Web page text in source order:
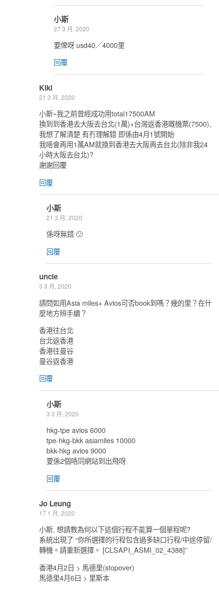
小斯
27 3 月, 2020
要俾呀 usd40／4000里
回覆
Kiki
21 3 月, 2020
小斯~我之前曾經成功用total17500AM
換到到香港去大阪去台北(1萬)+台灣返香港嘅機票(7500),
我想了解清楚 有冇理解錯 即係由4月1號開始
我唔會再用1萬AM就換到香港去大阪再去台北(除非我24
小時大阪去台北)?
謝謝回覆
回覆
小斯
21 3 月, 2020
係呀無錯 🙁
回覆
uncle
3 3 月, 2020
請問如用Asia miles+ Avios可否book到嗎？幾的里？在什
麼地方辨手續？
香港往台北
台北返香港
香港往曼谷
曼谷返香港
回覆
小斯
3 3 月, 2020
hkg-tpe avios 6000
tpe-hkg-bkk asiamiles 10000
bkk-hkg avios 9000
要係2個唔同網站到出飛呀
回覆
Jo Leung
17 1 月, 2020
小斯, 想請教為何以下這個行程不能算一個單程呢?
系統出現了 “你所選擇的行程包含過多缺口行程/中途停留/
轉機。請重新選擇。 [CLSAPI_ASMI_02_4388]”
香港4月2日 > 馬德里(stopover)
馬德里4月6曰 > 里斯本